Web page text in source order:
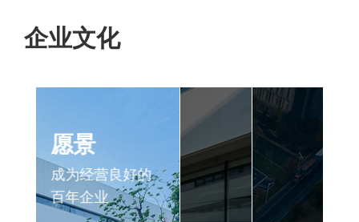
企业文化
愿景
成为经营良好的
百年企业